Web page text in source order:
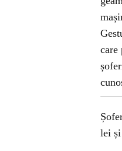
lei și